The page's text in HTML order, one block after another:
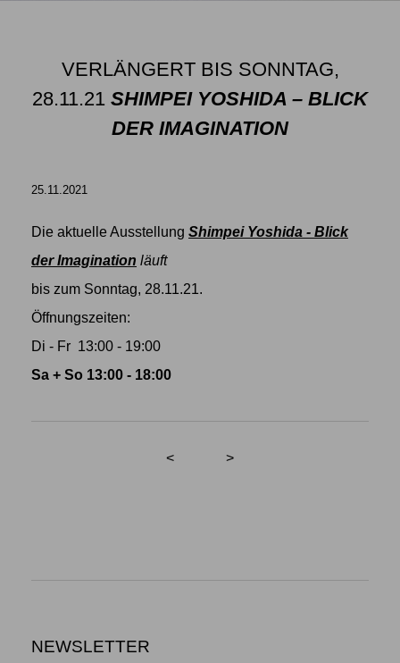
VERLÄNGERT BIS SONNTAG,
28.11.21 SHIMPEI YOSHIDA – BLICK
DER IMAGINATION
25.11.2021
Die aktuelle Ausstellung Shimpei Yoshida - Blick
der Imagination läuft
bis zum Sonntag, 28.11.21.
Öffnungszeiten:
Di - Fr 13:00 - 19:00
Sa + So 13:00 - 18:00
< >
NEWSLETTER